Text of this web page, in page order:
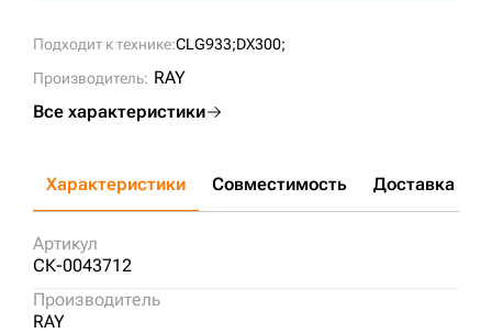
Подходит к технике:CLG933;DX300;
Производитель: RAY
Все характеристики
Характеристики Совместимость Доставка и
Артикул
СК-0043712
Производитель
RAY